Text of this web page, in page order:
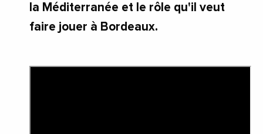
la Méditerranée et le rôle qu'il veut
faire jouer à Bordeaux.